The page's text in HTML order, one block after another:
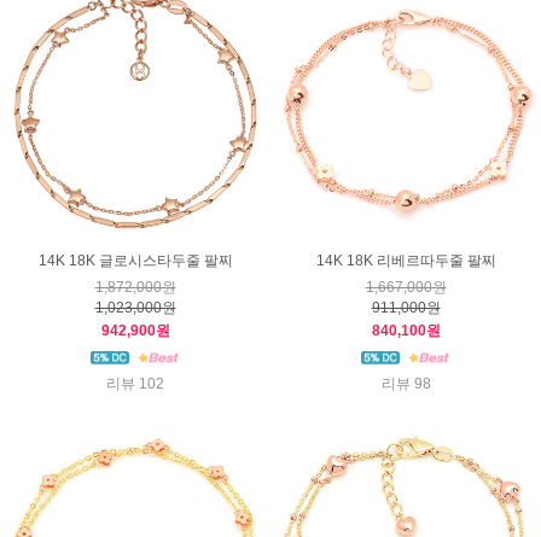
14K 18K 글로시스타두줄 팔찌
1,872,000원
1,023,000원
942,900원
리뷰 102
14K 18K 리베르따두줄 팔찌
1,667,000원
911,000원
840,100원
리뷰 98